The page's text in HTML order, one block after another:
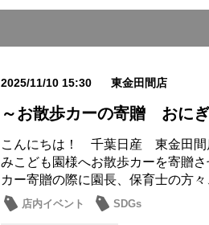
2025/11/10 15:30 東金田間店
～お散歩カーの寄贈 おに
こんにちは！ 千葉日産 東金田間
みこども園様へお散歩カーを寄贈
カー寄贈の際に園長、保育士の方
店内イベント SDGs